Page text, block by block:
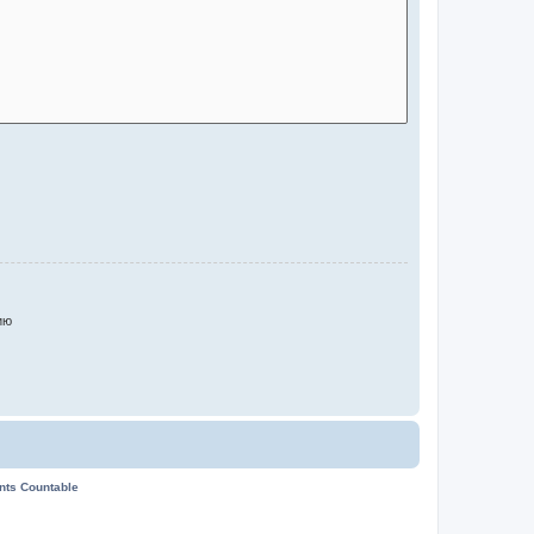
Countable